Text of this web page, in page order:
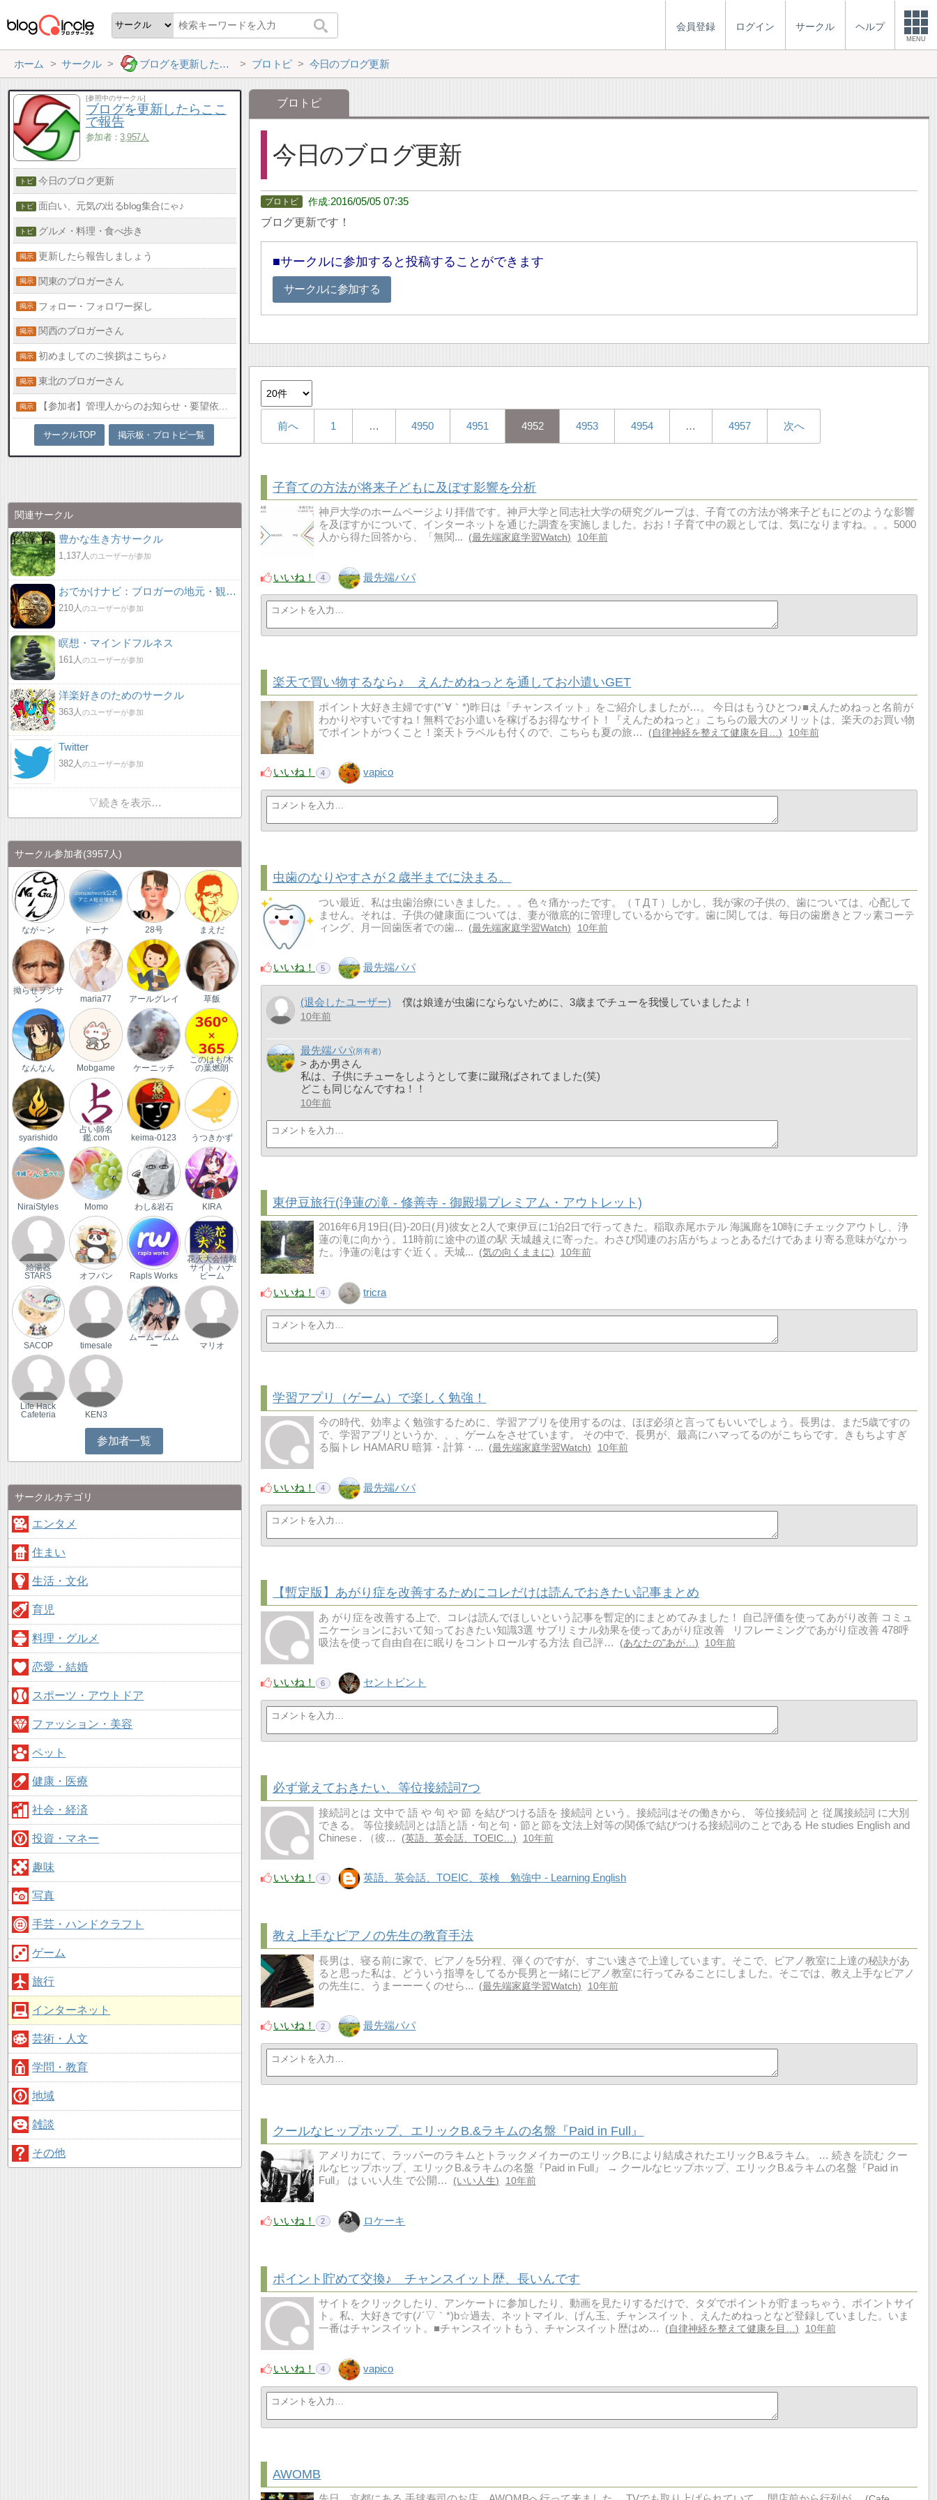
会員登録 ログイン サークル ヘルプ
MENU
ホーム サークル ブログを更新したらここで報告 ブロトピ 今日のブログ更新
ブロトピ
今日のブログ更新
2016/05/05 07:35
ブログ更新です！
サークルに参加すると投稿することができます
サークルに参加する
前へ 1 … 4950 4951 4952 4953 4954 … 4957 次へ
子育ての方法が将来子どもに及ぼす影響を分析
神戸大学のホームページより拝借です。神戸大学と同志社大学の研究グループは、子育ての方法が将来子どもにどのような影響
を及ぼすかについて、インターネットを通じた調査を実施しました。おお！子育て中の親としては、気になりますね。。。5000
人から得た回答から、「無関...
最先端家庭学習Watch 10年前
いいね！ 4 最先端パパ
楽天で買い物するなら♪ えんためねっとを通してお小遣いGET
ポイント大好き主婦です(*´∀｀*)昨日は「チャンスイット」をご紹介しましたが…。 今日はもうひとつ♪■えんためねっと名前が
わかりやすいですね！無料でお小遣いを稼げるお得なサイト！『えんためねっと』こちらの最大のメリットは、楽天のお買い物
でポイントがつくこと！楽天トラベルも付くので、こちらも夏の旅…
自律神経を整えて健康を目… 10年前
いいね！ 4 vapico
虫歯のなりやすさが２歳半までに決まる。
つい最近、私は虫歯治療にいきました。。。色々痛かったです。（ＴДＴ）しかし、我が家の子供の、歯については、心配して
ません。それは、子供の健康面については、妻が徹底的に管理しているからです。歯に関しては、毎日の歯磨きとフッ素コーテ
ィング、月一回歯医者での歯...
最先端家庭学習Watch 10年前
いいね！ 5 最先端パパ
(退会したユーザー) 僕は娘達が虫歯にならないために、3歳までチューを我慢していましたよ！
10年前
最先端パパ
> あか男さん
私は、子供にチューをしようとして妻に蹴飛ばされてました(笑)
どこも同じなんですね！！
10年前
東伊豆旅行(浄蓮の滝 - 修善寺 - 御殿場プレミアム・アウトレット)
2016年6月19日(日)-20日(月)彼女と2人で東伊豆に1泊2日で行ってきた。稲取赤尾ホテル 海諷廊を10時にチェックアウトし、浄
蓮の滝に向かう。11時前に途中の道の駅 天城越えに寄った。わさび関連のお店がちょっとあるだけであまり寄る意味がなかっ
た。浄蓮の滝はすぐ近く。天城...
気の向くままに 10年前
いいね！ 4 tricra
学習アプリ（ゲーム）で楽しく勉強！
今の時代、効率よく勉強するために、学習アプリを使用するのは、ほぼ必須と言ってもいいでしょう。長男は、まだ5歳ですの
で、学習アプリというか、、、ゲームをさせています。 その中で、長男が、最高にハマってるのがこちらです。きもちよすぎ
る脳トレ HAMARU 暗算・計算・...
最先端家庭学習Watch 10年前
いいね！ 4 最先端パパ
【暫定版】あがり症を改善するためにコレだけは読んでおきたい記事まとめ
あ がり症を改善する上で、コレは読んでほしいという記事を暫定的にまとめてみました！ 自己評価を使ってあがり改善 コミュ
ニケーションにおいて知っておきたい知識3選 サブリミナル効果を使ってあがり症改善 リフレーミングであがり症改善 478呼
吸法を使って自由自在に眠りをコントロールする方法 自己評…
あなたの"あが… 10年前
いいね！ 6 セントビント
必ず覚えておきたい、等位接続詞7つ
接続詞とは 文中で 語 や 句 や 節 を結びつける語を 接続詞 という。接続詞はその働きから、 等位接続詞 と 従属接続詞 に大別
できる。 等位接続詞とは語と語・句と句・節と節を文法上対等の関係で結びつける接続詞のことである He studies English and
Chinese . （彼…
英語、英会話、TOEIC… 10年前
いいね！ 4 英語、英会話、TOEIC、英検 勉強中 - Learning English
教え上手なピアノの先生の教育手法
長男は、寝る前に家で、ピアノを5分程、弾くのですが、すごい速さで上達しています。そこで、ピアノ教室に上達の秘訣があ
ると思った私は、どういう指導をしてるか長男と一緒にピアノ教室に行ってみることにしました。そこでは、教え上手なピアノ
の先生に、うまーーーくのせら...
最先端家庭学習Watch 10年前
いいね！ 2 最先端パパ
クールなヒップホップ、エリックB.&ラキムの名盤『Paid in Full』
アメリカにて、ラッパーのラキムとトラックメイカーのエリックB.により結成されたエリックB.&ラキム。 … 続きを読む クー
ルなヒップホップ、エリックB.&ラキムの名盤『Paid in Full』 → クールなヒップホップ、エリックB.&ラキムの名盤『Paid in
Full』 は いい人生 で公開…
いい人生 10年前
いいね！ 2 ロケーキ
ポイント貯めて交換♪ チャンスイット歴、長いんです
サイトをクリックしたり、アンケートに参加したり、動画を見たりするだけで、タダでポイントが貯まっちゃう、ポイントサイ
ト。私、大好きです(ﾉ´▽｀*)b☆過去、ネットマイル、げん玉、チャンスイット、えんためねっとなど登録していました。いま
一番はチャンスイット。■チャンスイットもう、チャンスイット歴はめ…
自律神経を整えて健康を目… 10年前
いいね！ 4 vapico
AWOMB
[参照中のサークル]
ブログを更新したらここ
で報告
参加者：3,957人
今日のブログ更新
面白い、元気の出るblog集合にゃ♪
グルメ・料理・食べ歩き
更新したら報告しましょう
関東のブロガーさん
フォロー・フォロワー探し
関西のブロガーさん
初めましてのご挨拶はこちら♪
東北のブロガーさん
【参加者】管理人からのお知らせ・要望依頼【必読】
サークルTOP 掲示板・ブロトピ一覧
関連サークル
豊かな生き方サークル
1,137人のユーザーが参加
おでかけナビ：ブロガーの地元・観光・グルメ情報 グリット / きっとおでかけしたくなる集い♪♪
210人のユーザーが参加
瞑想・マインドフルネス
161人のユーザーが参加
洋楽好きのためのサークル
363人のユーザーが参加
Twitter
382人のユーザーが参加
▽続きを表示…
サークル参加者(3957人)
なが～ン ドーナ 28号 まえだ
拗らせヲジサ
ン
maria77 アールグレイ 草飯
なんなん Mobgame ケーニッチ
このはも/木
の葉燃朗
syarishido
占い師名
鑑.com
keima-0123 うつきかず
NiraiStyles Momo わし&岩石 KIRA
給湯器
STARS
オフパン Rapls Works
花火大会情報
サイト ハナ
ビーム
SACOP timesale
ムームームム
ー
マリオ
Life Hack
Cafeteria
KEN3
参加者一覧
サークルカテゴリ
エンタメ
住まい
生活・文化
育児
料理・グルメ
恋愛・結婚
スポーツ・アウトドア
ファッション・美容
ペット
健康・医療
社会・経済
投資・マネー
趣味
写真
手芸・ハンドクラフト
ゲーム
旅行
インターネット
芸術・人文
学問・教育
地域
雑談
その他